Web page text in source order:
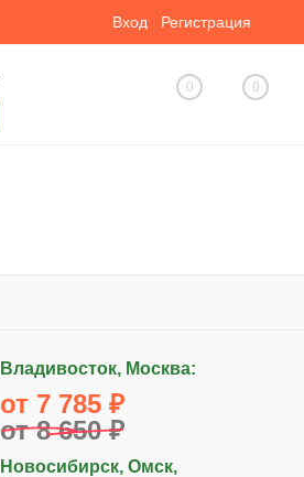
Вход Регистрация
0 0
Владивосток, Москва:
от 7 785 ₽
от 8 650 ₽
Новосибирск, Омск,